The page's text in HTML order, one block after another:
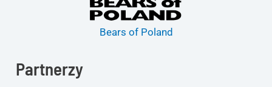
Bears of Poland
Partnerzy